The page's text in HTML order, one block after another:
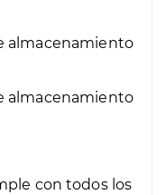
almacenamiento
almacenamiento
con todos los